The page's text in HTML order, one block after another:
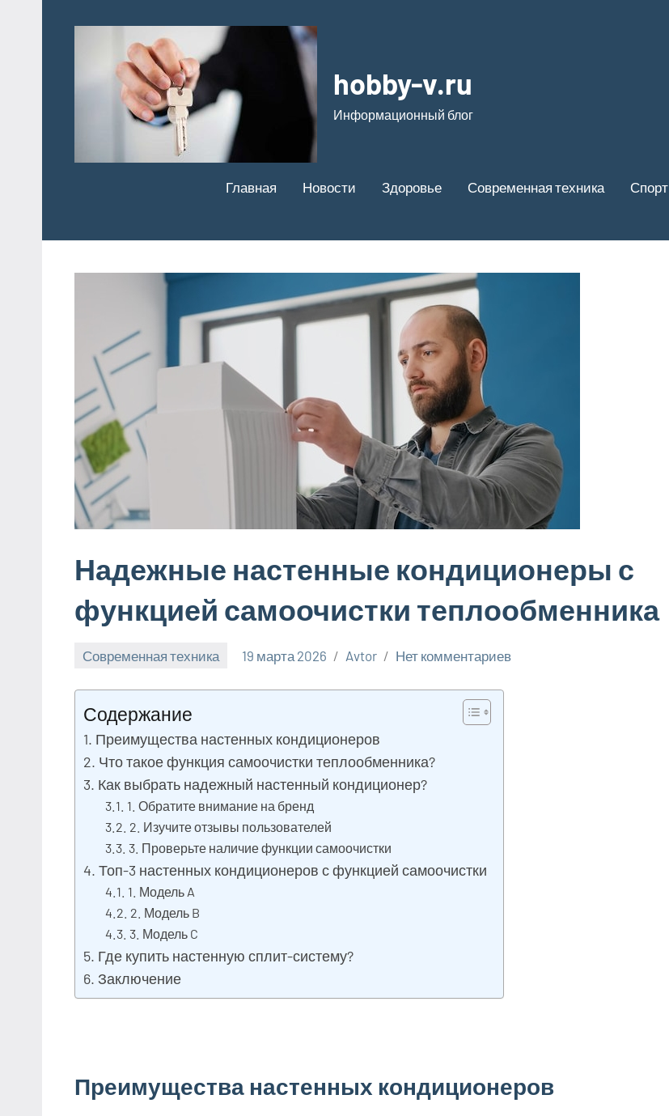
hobby-v.ru
Информационный блог
Главная Новости Здоровье Современная техника Спорт
Надежные настенные кондиционеры с
функцией самоочистки теплообменника
Современная техника 19 марта 2026 Avtor Нет комментариев
Содержание
Преимущества настенных кондиционеров
Что такое функция самоочистки теплообменника?
Как выбрать надежный настенный кондиционер?
1. Обратите внимание на бренд
2. Изучите отзывы пользователей
3. Проверьте наличие функции самоочистки
Топ-3 настенных кондиционеров с функцией самоочистки
1. Модель A
2. Модель B
3. Модель C
Где купить настенную сплит-систему?
Заключение
Преимущества настенных кондиционеров